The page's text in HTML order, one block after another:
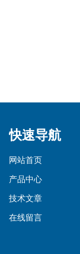
快速导航
网站首页
产品中心
技术文章
在线留言